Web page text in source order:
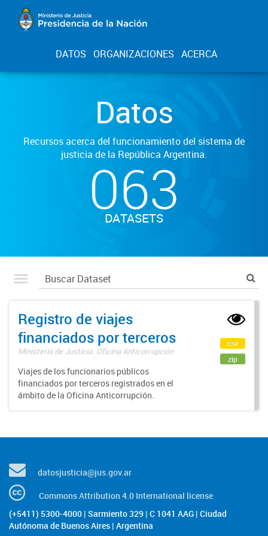
DATOS ORGANIZACIONES ACERCA
Datos
Recursos acerca del funcionamiento del sistema de
justicia de la República Argentina.
063
DATASETS
Registro de viajes
financiados por terceros
Ministerio de Justicia. Oficina Anticorrupción
Viajes de los funcionarios públicos
financiados por terceros registrados en el
ámbito de la Oficina Anticorrupción.
csv
zip
datosjusticia@jus.gov.ar
Commons Attribution 4.0 International license
(+5411) 5300-4000 | Sarmiento 329 | C 1041 AAG | Ciudad
Autónoma de Buenos Aires | Argentina